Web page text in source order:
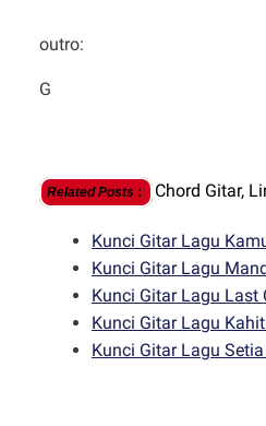
outro:
G
Related Posts : Chord Gitar,
Kunci Gitar Lagu
Kunci Gitar Lagu
Kunci Gitar Lagu Last
Kunci Gitar Lagu
Kunci Gitar Lagu